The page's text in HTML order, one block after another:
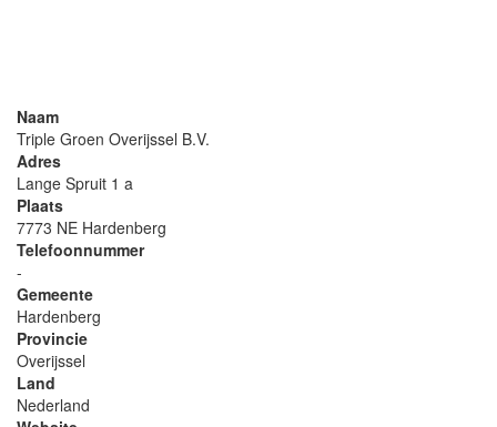
Naam
Triple Groen Overijssel B.V.
Adres
Lange Spruit 1 a
Plaats
7773 NE Hardenberg
Telefoonnummer
-
Gemeente
Hardenberg
Provincie
Overijssel
Land
Nederland